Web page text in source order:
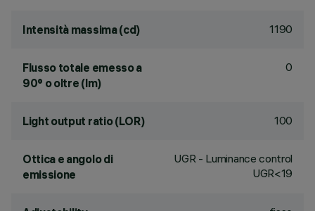
Intensità massima (cd) 1190
Flusso totale emesso a
90° o oltre (lm)
0
Light output ratio (LOR) 100
Ottica e angolo di
emissione
UGR - Luminance control
UGR<19